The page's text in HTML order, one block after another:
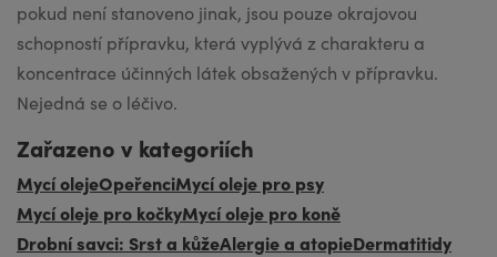
pokud není stanoveno jinak, jsou pouze okrajovou
schopností přípravku, která vyplývá z charakteru a
koncentrace účinných látek obsažených v přípravku.
Nejedná se o léčivo.
Zařazeno v kategoriích
Mycí olejeOpeřenciMycí oleje pro psy
Mycí oleje pro kočkyMycí oleje pro koně
Drobní savci: Srst a kůžeAlergie a atopieDermatitidy